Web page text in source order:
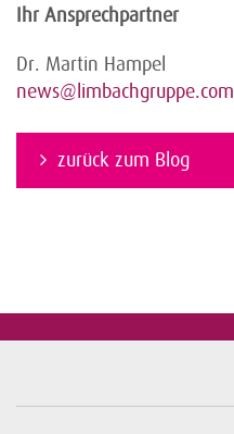
Ihr Ansprechpartner
Dr. Martin Hampel
news@limbachgruppe.com
zurück zum Blog